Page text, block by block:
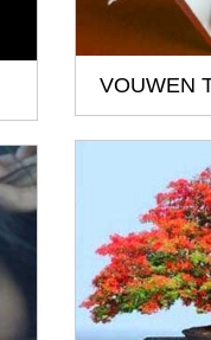
VOUWEN